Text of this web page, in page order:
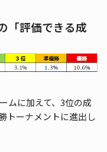
「評価できる成
ムに加えて、3位の成
トーナメントに進出し